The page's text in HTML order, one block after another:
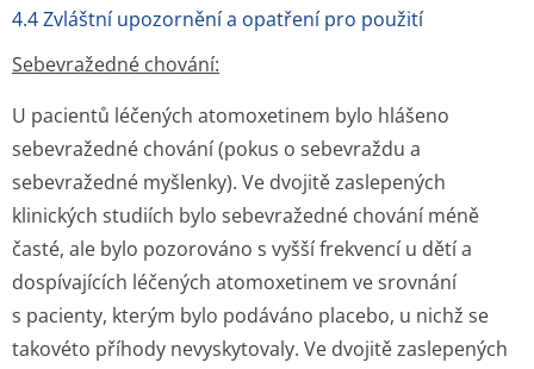
4.4 Zvláštní upozornění a opatření pro použití
Sebevražedné chování:
U pacientů léčených atomoxetinem bylo hlášeno
sebevražedné chování (pokus o sebevraždu a
sebevražedné myšlenky). Ve dvojitě zaslepených
klinických studiích bylo sebevražedné chování méně
časté, ale bylo pozorováno s vyšší frekvencí u dětí a
dospívajících léčených atomoxetinem ve srovnání
s pacienty, kterým bylo podáváno placebo, u nichž se
takovéto příhody nevyskytovaly. Ve dvojitě zaslepených